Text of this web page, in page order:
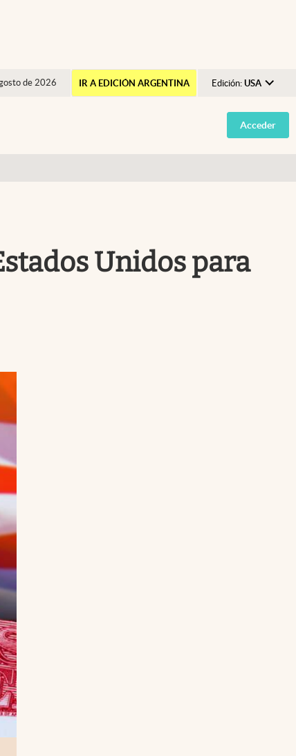
de 2026 IR A EDICIÓN ARGENTINA Edición: USA
Argentina
España
Acceder
Unidos para